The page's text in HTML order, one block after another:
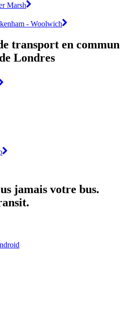
Marsh
- Woolwich
transport en commun
Londres
jamais votre bus.